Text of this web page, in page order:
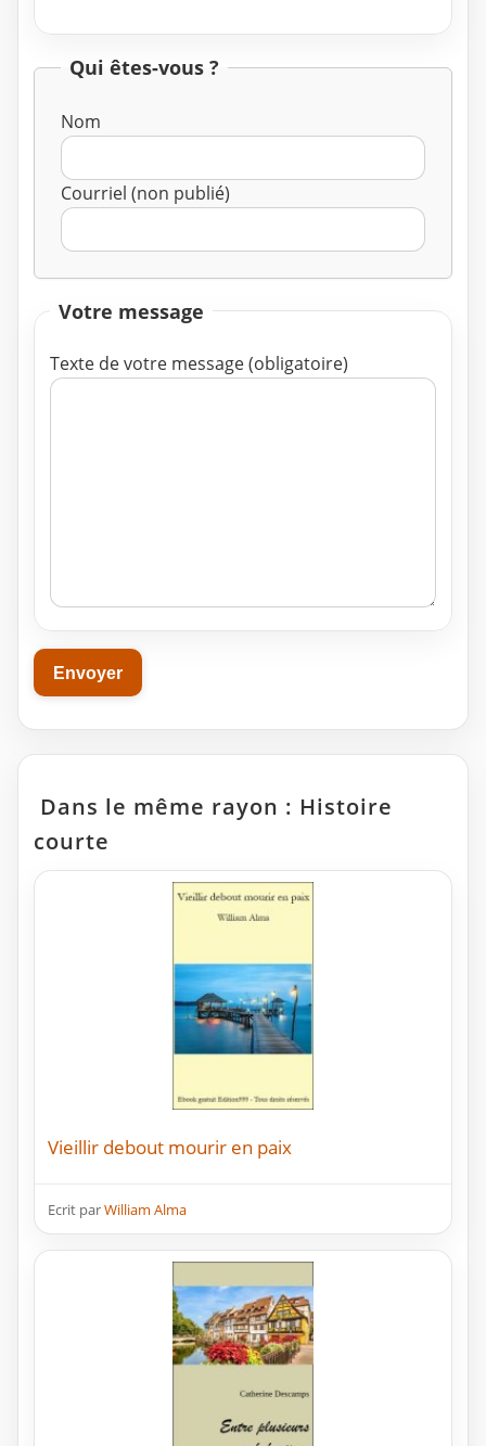
Qui êtes-vous ?
Nom
Courriel (non publié)
Votre message
Texte de votre message (obligatoire)
Dans le même rayon : Histoire
courte
Vieillir debout mourir en paix
Ecrit parWilliam Alma